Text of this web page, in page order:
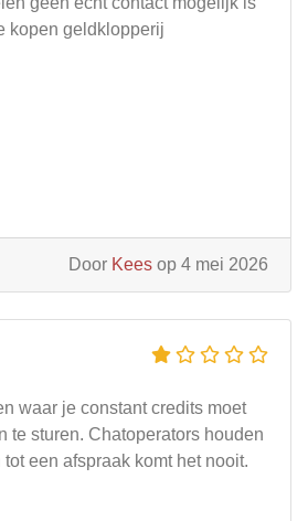
kopen geldklopperij
Door Kees op 4 mei 2026
waar je constant credits moet
te sturen. Chatoperators houden
een afspraak komt het nooit.